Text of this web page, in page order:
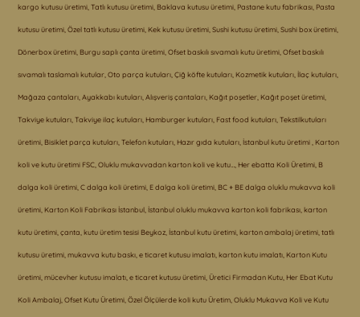
kargo kutusu üretimi, Tatlı kutusu üretimi, Baklava kutusu üretimi, Pastane kutu fabrikası, Pasta
kutusu üretimi, Özel tatlı kutusu üretimi, Kek kutusu üretimi, Sushi kutusu üretimi, Sushi box üretimi,
Dönerbox üretimi, Burgu saplı çanta üretimi, Ofset baskılı sıvamalı kutu üretimi, Ofset baskılı
sıvamalı taslamalı kutular, Oto parça kutuları, Çiğ köfte kutuları, Kozmetik kutuları, İlaç kutuları,
Mağaza çantaları, Ayakkabı kutuları, Alışveriş çantaları, Kağıt poşetler, Kağıt poşet üretimi,
Takviye kutuları, Takviye ilaç kutuları, Hamburger kutuları, Fast food kutuları, Tekstilkutuları
üretimi, Bisiklet parça kutuları, Telefon kutuları, Hazır gıda kutuları, İstanbul kutu üretimi , Karton
koli ve kutu üretimi FSC, Oluklu mukavvadan karton koli ve kutu…, Her ebatta Koli Üretimi, B
dalga koli üretimi, C dalga koli üretimi, E dalga koli üretimi, BC + BE dalga oluklu mukavva koli
üretimi, Karton Koli Fabrikası İstanbul, İstanbul oluklu mukavva karton koli fabrikası, karton
kutu üretimi, çanta, kutu üretim tesisi Beykoz, İstanbul kutu üretimi, karton ambalaj üretimi, tatlı
kutusu üretimi, mukavva kutu baskı, e ticaret kutusu imalatı, karton kutu imalatı, Karton Kutu
üretimi, mücevher kutusu imalatı, e ticaret kutusu üretimi, Üretici Firmadan Kutu, Her Ebat Kutu
Koli Ambalaj, Ofset Kutu Üretimi, Özel Ölçülerde koli kutu Üretim, Oluklu Mukavva Koli ve Kutu